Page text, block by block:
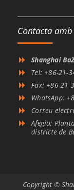
Contacta
Shanghai
Tel: +86-21-
Fax: +86-21-
WhatsApp:
Correu
Afegiu:
districte de
Copyright ©